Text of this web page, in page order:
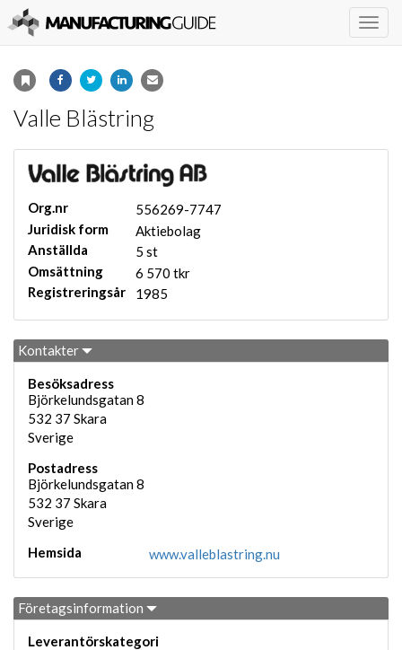
Valle Blästring
Org.nr
556269-7747
Juridisk form
Aktiebolag
Anställda
5 st
Omsättning
6 570 tkr
Registreringsår
1985
Kontakter
Besöksadress
Björkelundsgatan 8
532 37 Skara
Sverige
Postadress
Björkelundsgatan 8
532 37 Skara
Sverige
Hemsida
www.valleblastring.nu
Företagsinformation
Leverantörskategori